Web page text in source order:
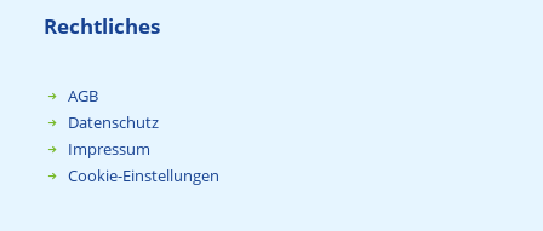
Rechtliches
AGB
Datenschutz
Impressum
Cookie-Einstellungen